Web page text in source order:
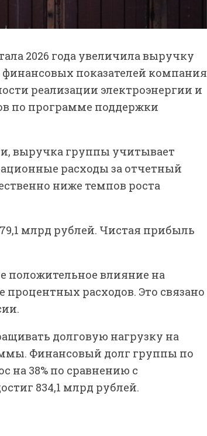
2026 года увеличила выручку
финансовых показателей компания
реализации электроэнергии и
по программе поддержки
выручка группы учитывает
расходы за отчетный
ниже темпов роста
млрд рублей. Чистая прибыль
положительное влияние на
расходов. Это связано
долговую нагрузку на
Финансовый долг группы по
на 38% по сравнению с
834,1 млрд рублей.